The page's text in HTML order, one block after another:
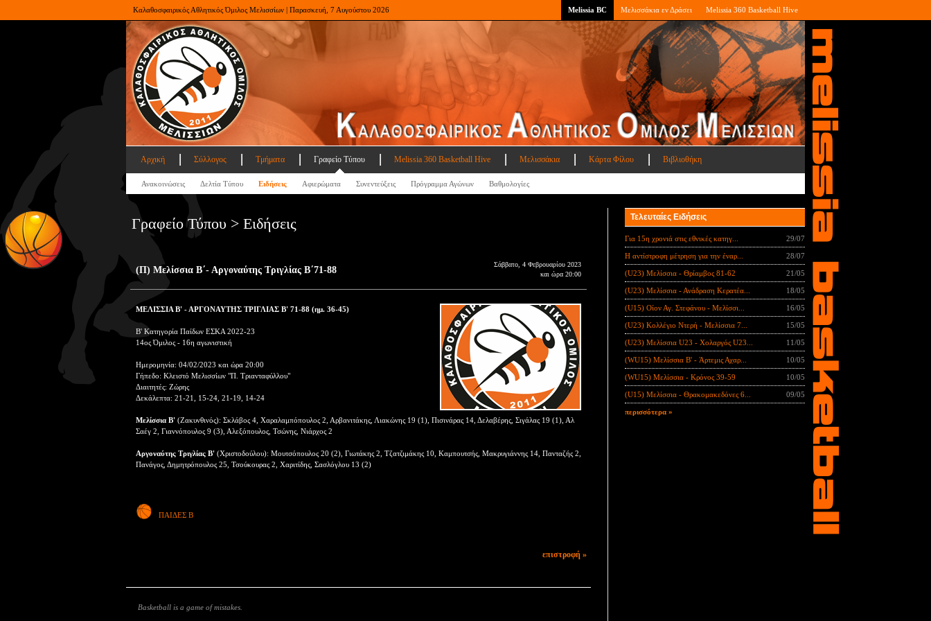
Καλαθοσφαιρικός Αθλητικός Όμιλος Μελισσίων | Παρασκευή, 7 Αυγούστου 2026 Melissia BC Μελισσάκια εν Δράσει Melissia 360 Basketball Hive
Αρχική Σύλλογος Τμήματα Γραφείο Τύπου Melissia 360 Basketball Hive Μελισσάκια Κάρτα Φίλου Βιβλιοθήκη
Ανακοινώσεις Δελτία Τύπου Ειδήσεις Αφιερώματα Συνεντεύξεις Πρόγραμμα Αγώνων Βαθμολογίες
Γραφείο Τύπου > Ειδήσεις
(Π) Μελίσσια Β΄- Αργοναύτης Τριγλίας Β΄71-88
Σάββατο, 4 Φεβρουαρίου 2023
και ώρα 20:00
ΜΕΛΙΣΣΙΑ Β' - ΑΡΓΟΝΑΥΤΗΣ ΤΡΙΓΛΙΑΣ Β' 71-88 (ημ. 36-45)
Β' Κατηγορία Παίδων ΕΣΚΑ 2022-23
14ος Όμιλος - 16η αγωνιστική
Ημερομηνία: 04/02/2023 και ώρα 20:00
Γήπεδο: Κλειστό Μελισσίων "Π. Τριανταφύλλου"
Διαιτητές: Ζώρης
Δεκάλεπτα: 21-21, 15-24, 21-19, 14-24
Μελίσσια Β' (Ζακυνθινός): Σκλάβος 4, Χαραλαμπόπουλος 2, Αρβανιτάκης, Λιακώνης 19 (1), Πισινάρας 14, Δελαβέρης, Σιγάλας 19 (1), Αλ
Σαέγ 2, Γιαννόπουλος 9 (3), Αλεξόπουλος, Τσώνης, Νιάρχος 2
Αργοναύτης Τριγλίας Β' (Χριστοδούλου): Μουτσόπουλος 20 (2), Γιωτάκης 2, Τζατζιμάκης 10, Καμπουτσής, Μακρυγιάννης 14, Πανταζής 2,
Πανάγος, Δημητρόπουλος 25, Τσούκουρας 2, Χαριτίδης, Σασλόγλου 13 (2)
ΠΑΙΔΕΣ Β
επιστροφή »
Basketball is a game of mistakes.
Τελευταίες Ειδήσεις
Για 15η χρονιά στις εθνικές κατηγ... 29/07
Η αντίστροφη μέτρηση για την έναρ... 28/07
(U23) Μελίσσια - Θρίαμβος 81-62 21/05
(U23) Μελίσσια - Ανάδραση Κερατέα... 18/05
(U15) Οίον Αγ. Στεφάνου - Μελίσσι... 16/05
(U23) Κολλέγιο Ντερή - Μελίσσια 7... 15/05
(U23) Μελίσσια U23 - Χολαργός U23... 11/05
(WU15) Μελίσσια B' - Άρτεμις Αχαρ... 10/05
(WU15) Μελίσσια - Κρόνος 39-59 10/05
(U15) Μελίσσια - Θρακομακεδόνες 6... 09/05
περισσότερα »